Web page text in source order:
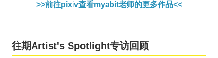
>>前往pixiv查看myabit老师的更多作品<<
往期Artist's Spotlight专访回顾